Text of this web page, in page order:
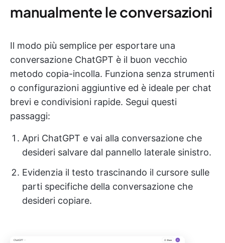
manualmente le conversazioni
Il modo più semplice per esportare una
conversazione ChatGPT è il buon vecchio
metodo copia-incolla. Funziona senza strumenti
o configurazioni aggiuntive ed è ideale per chat
brevi e condivisioni rapide. Segui questi
passaggi:
Apri ChatGPT e vai alla conversazione che
desideri salvare dal pannello laterale sinistro.
Evidenzia il testo trascinando il cursore sulle
parti specifiche della conversazione che
desideri copiare.